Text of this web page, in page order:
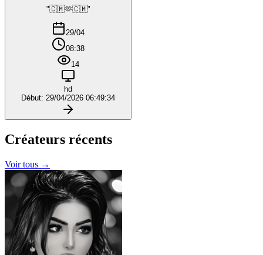
"🇨🇲🫶🇨🇲"
29/04
08:38
14
hd
Début: 29/04/2026 06:49:34
Créateurs récents
Voir tous →